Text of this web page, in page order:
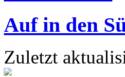
Auf in den
Zuletzt